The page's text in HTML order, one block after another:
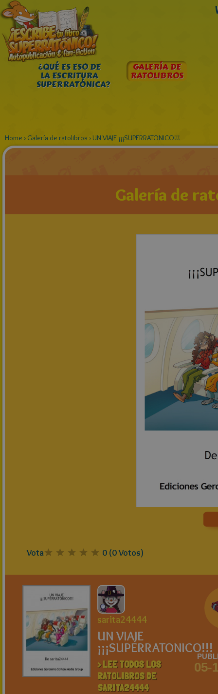
¿QUÉ ES ESO DE
LA ESCRITURA
SUPERRATÓNICA?
GALERÍA DE
RATOLIBROS
Home › Galería de ratolibros ›UN VIAJE ¡¡¡SUPERRATONICO!!!
Galería de
Vota 0 (0Votos)
sarita24444
UN VIAJE
¡¡¡SUPERRATONICO!!!
> LEE TODOS LOS
RATOLIBROS DE
SARITA24444
05-